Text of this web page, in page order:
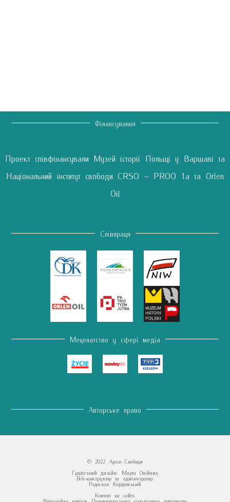
Фінансування
Проект співфінансували Музей історії Польщі у Варшаві та
Національний інститут свободи CRSO – PROO 1a та Orlen
Oil
Співпраця
Меценатство у сфері медіа
Авторське право
© 2022 Архів Свободи
Графічний дизайн: Марта Олійник
Веб-конструктор та адміністратор:
Радослав Кордовський
Контент на сайті: